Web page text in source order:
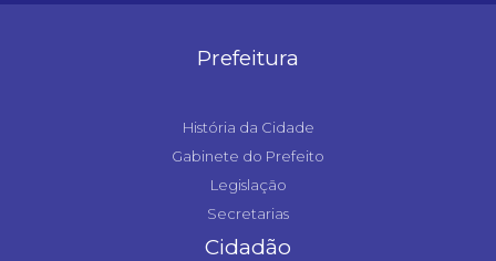
Prefeitura
História da Cidade
Gabinete do Prefeito
Legislação
Secretarias
Cidadão